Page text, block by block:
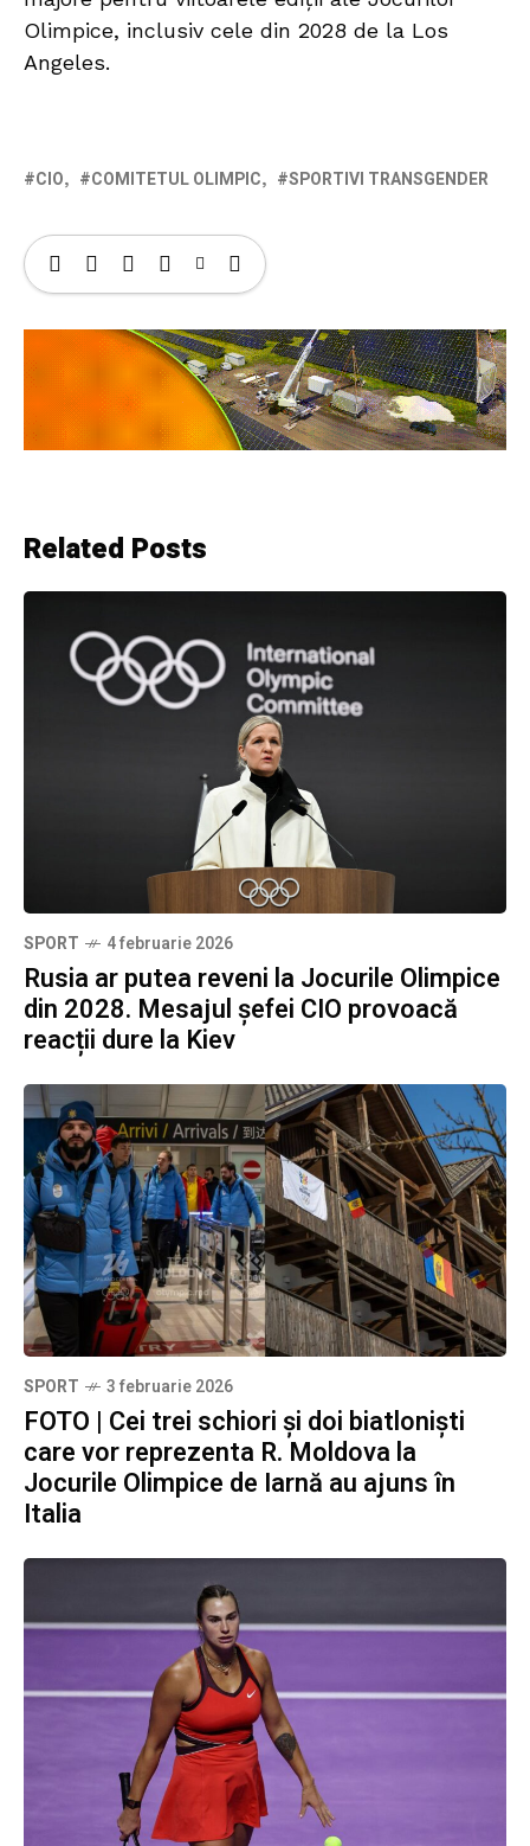
Olimpice, inclusiv cele din 2028 de la Los
Angeles.
CIO COMITETUL OLIMPIC SPORTIVI TRANSGENDER
Related Posts
SPORT 4 februarie 2026
Rusia ar putea reveni la Jocurile Olimpice
din 2028. Mesajul șefei CIO provoacă
reacții dure la Kiev
SPORT 3 februarie 2026
FOTO | Cei trei schiori și doi biatloniști
care vor reprezenta R. Moldova la
Jocurile Olimpice de Iarnă au ajuns în
Italia